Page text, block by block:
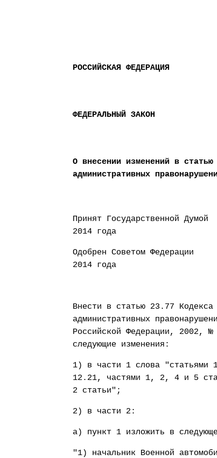
РОССИЙСКАЯ ФЕДЕРАЦИЯ
ФЕДЕРАЛЬНЫЙ ЗАКОН
О внесении изменений в
административных
Принят
2014 года
Одобрен
2014 года
Внести в статью 23.77 Кодекса
административных
Российской Федерации,
следующие изменения:
1) в части 1 слова "статьями
12.21, частями 1, 2, 4 и 5
2 статьи";
2) в части 2:
а) пункт 1 изложить в
"1) начальник Военной